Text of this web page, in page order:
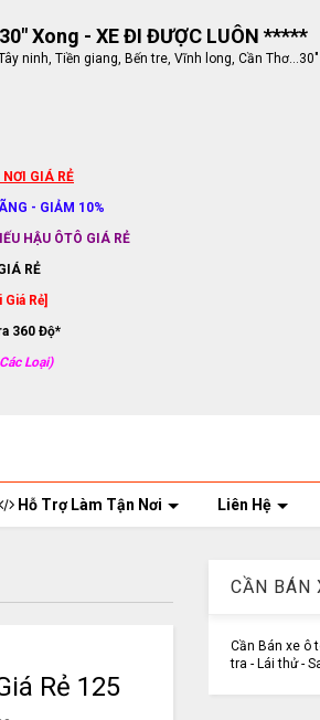
Xong - XE ĐI ĐƯỢC LUÔN *****
ninh, Tiền giang, Bến tre, Vĩnh long, Cần
GIÁ RẺ
- GIẢM 10%
HẬU ÔTÔ GIÁ RẺ
RẺ
Rẻ]
360 Độ*
Loại)
Hỗ Trợ Làm Tận Nơi Liên Hệ
Rẻ 125
CẦN BÁN
Cần Bán xe ô
tra - Lái thử -